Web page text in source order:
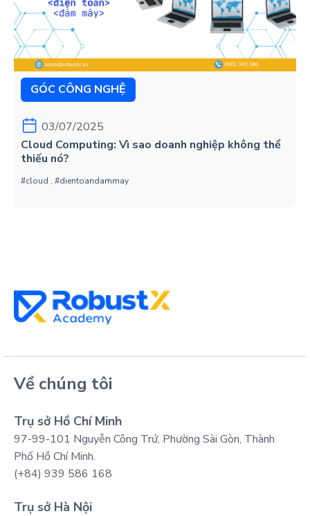
GÓC CÔNG NGHỆ
03/07/2025
Cloud Computing: Vì sao doanh nghiệp không thể
thiếu nó?
#cloud , #dientoandammay
Về chúng tôi
Trụ sở Hồ Chí Minh
97-99-101 Nguyễn Công Trứ, Phường Sài Gòn, Thành
Phố Hồ Chí Minh.
(+84) 939 586 168
Trụ sở Hà Nội